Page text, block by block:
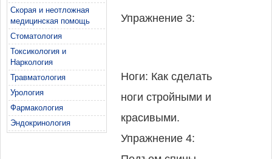
Скорая и неотложная
медицинская помощь
Стоматология
Токсикология и
Наркология
Травматология
Урология
Фармакология
Эндокринология
• Сожмите полотенце
• Поясница
воздухе.
• Зажмите полотенце
между бедрами и
поставьте стопы на
Упражнение 3:
Исходное
положение:
Ноги: Как сделать
ноги стройными и
красивыми.
Упражнение 4: